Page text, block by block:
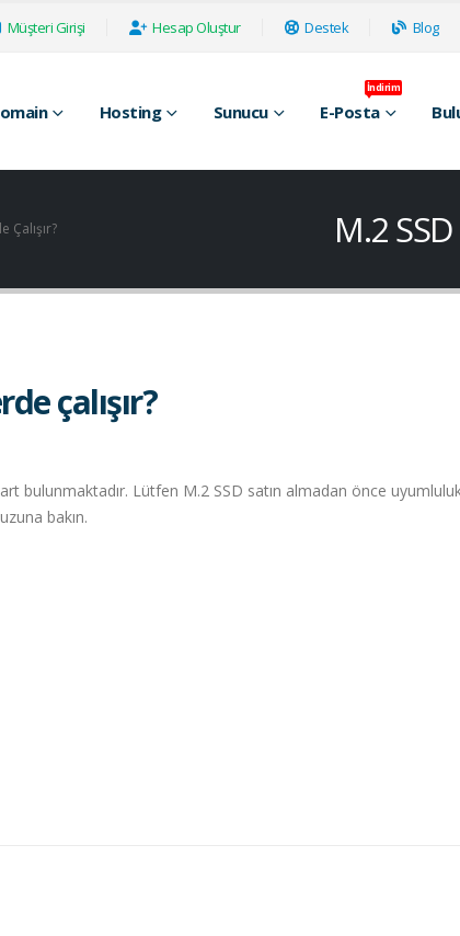
Müşteri Girişi Hesap Oluştur Destek Blog
Hosting Sunucu E-Posta
İndirim
Çalışır? M.2
çalışır?
bulunmaktadır. Lütfen M.2 SSD satın almadan önce
bakın.